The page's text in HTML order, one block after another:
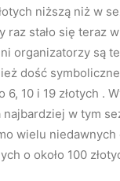
niższą niż w
raz stało się teraz
organizatorzy są
dość
10 i 19 złotych .
w tym
wielu
o około 100